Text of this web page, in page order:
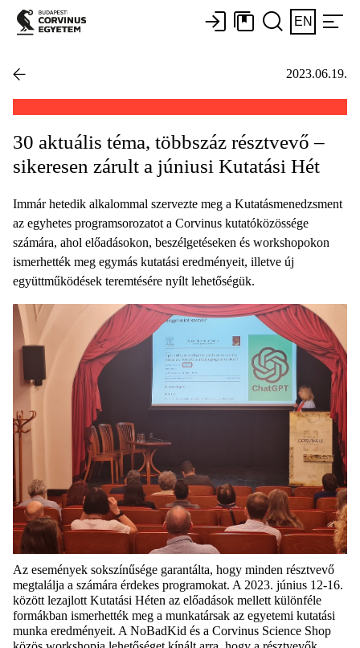
EN
2023.06.19.
30 aktuális téma, többszáz résztvevő –
sikeresen zárult a júniusi Kutatási Hét
Immár hetedik alkalommal szervezte meg a Kutatásmenedzsment
az egyhetes programsorozatot a Corvinus kutatóközössége
számára, ahol előadásokon, beszélgetéseken és workshopokon
ismerhették meg egymás kutatási eredményeit, illetve új
együttműködések teremtésére nyílt lehetőségük.
Az események sokszínűsége garantálta, hogy minden résztvevő
megtalálja a számára érdekes programokat. A 2023. június 12-16.
között lezajlott Kutatási Héten az előadások mellett különféle
formákban ismerhették meg a munkatársak az egyetemi kutatási
munka eredményeit. A NoBadKid és a Corvinus Science Shop